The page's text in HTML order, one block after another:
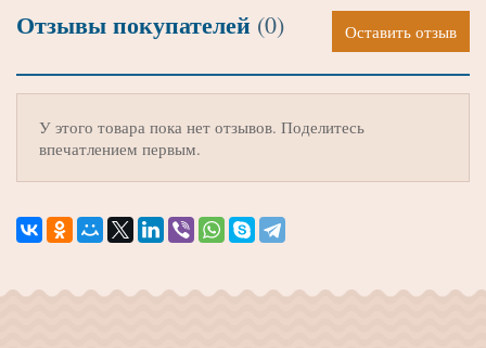
Отзывы покупателей (0) Оставить отзыв
У этого товара пока нет отзывов. Поделитесь
впечатлением первым.